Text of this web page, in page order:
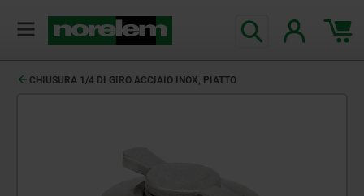
CHIUSURA 1/4 DI GIRO ACCIAIO INOX, PIATTO